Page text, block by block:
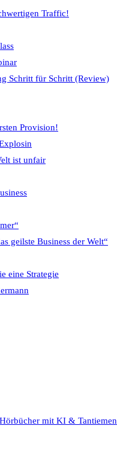
Traffic!
Schritt für Schritt (Review)
Provision!
ist unfair
geilste Business der Welt“
eine Strategie
mit KI & Tantiemen